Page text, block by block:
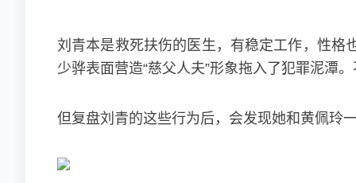
刘青本是救死扶伤的医生，有稳定工作，性格
少骅表面营造“慈父人夫”形象拖入了犯罪泥潭
但复盘刘青的这些行为后，会发现她和黄佩玲